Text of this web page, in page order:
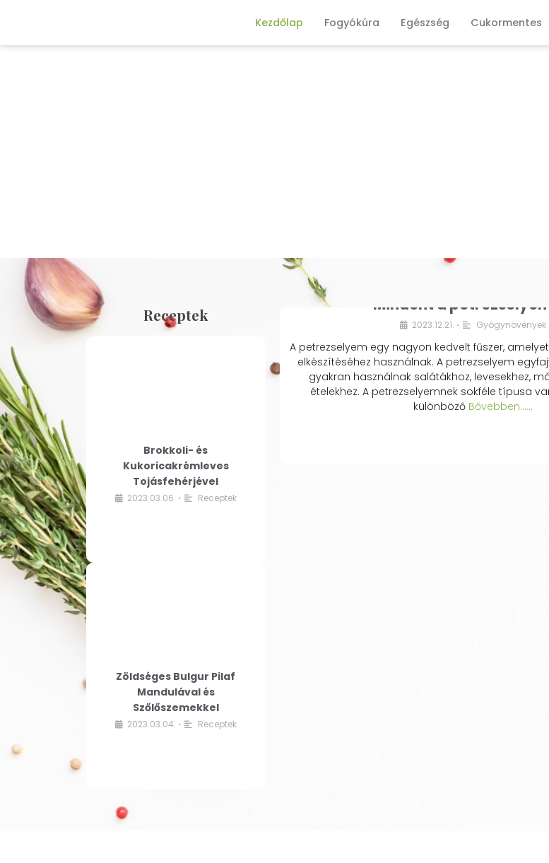
Kezdőlap Fogyókúra Egészség Cukormentes
Receptek
Brokkoli- és
Kukoricakrémleves
Tojásfehérjével
2023.03.06. • Receptek
Zöldséges Bulgur Pilaf
Mandulával és
Szőlőszemekkel
2023.03.04. • Receptek
Mindent a
2023.12.21. • Gyógynövények
A petrezselyem egy nagyon kedvelt fűszer,
elkészítéséhez használnak. A petrezselyem
gyakran használnak salátákhoz, levesekhez,
ételekhez. A petrezselyemnek sokféle típusa
különbözőBővebben...…